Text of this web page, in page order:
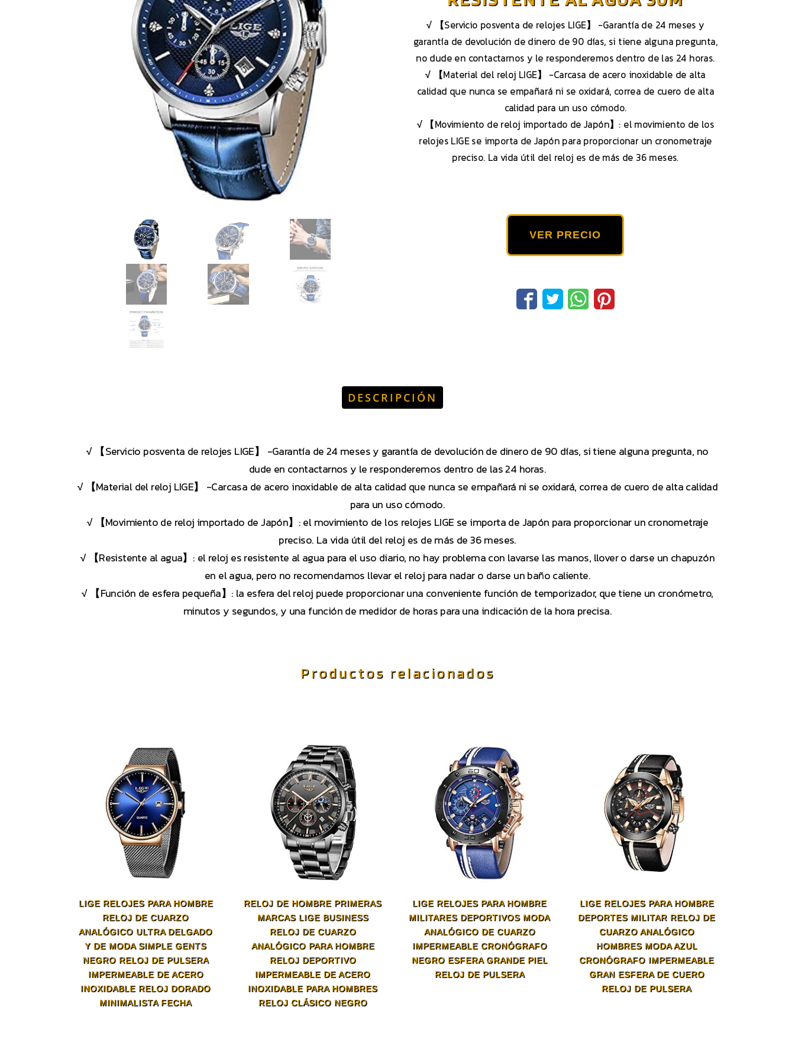
√ 【Servicio posventa de relojes LIGE】 -Garantía de 24 meses y
garantía de devolución de dinero de 90 días, si tiene alguna pregunta,
no dude en contactarnos y le responderemos dentro de las 24 horas.
√ 【Material del reloj LIGE】 -Carcasa de acero inoxidable de alta
calidad que nunca se empañará ni se oxidará, correa de cuero de alta
calidad para un uso cómodo.
√ 【Movimiento de reloj importado de Japón】: el movimiento de los
relojes LIGE se importa de Japón para proporcionar un cronometraje
preciso. La vida útil del reloj es de más de 36 meses.
VER PRECIO
DESCRIPCIÓN
√ 【Servicio posventa de relojes LIGE】 -Garantía de 24 meses y garantía de devolución de dinero de 90 días, si tiene alguna pregunta, no
dude en contactarnos y le responderemos dentro de las 24 horas.
√ 【Material del reloj LIGE】 -Carcasa de acero inoxidable de alta calidad que nunca se empañará ni se oxidará, correa de cuero de alta calidad
para un uso cómodo.
√ 【Movimiento de reloj importado de Japón】: el movimiento de los relojes LIGE se importa de Japón para proporcionar un cronometraje
preciso. La vida útil del reloj es de más de 36 meses.
√ 【Resistente al agua】: el reloj es resistente al agua para el uso diario, no hay problema con lavarse las manos, llover o darse un chapuzón
en el agua, pero no recomendamos llevar el reloj para nadar o darse un baño caliente.
√ 【Función de esfera pequeña】: la esfera del reloj puede proporcionar una conveniente función de temporizador, que tiene un cronómetro,
minutos y segundos, y una función de medidor de horas para una indicación de la hora precisa.
Productos relacionados
LIGE RELOJES PARA HOMBRE
RELOJ DE CUARZO
ANALÓGICO ULTRA DELGADO
Y DE MODA SIMPLE GENTS
NEGRO RELOJ DE PULSERA
IMPERMEABLE DE ACERO
INOXIDABLE RELOJ DORADO
MINIMALISTA FECHA
RELOJ DE HOMBRE PRIMERAS
MARCAS LIGE BUSINESS
RELOJ DE CUARZO
ANALÓGICO PARA HOMBRE
RELOJ DEPORTIVO
IMPERMEABLE DE ACERO
INOXIDABLE PARA HOMBRES
RELOJ CLÁSICO NEGRO
LIGE RELOJES PARA HOMBRE
MILITARES DEPORTIVOS MODA
ANALÓGICO DE CUARZO
IMPERMEABLE CRONÓGRAFO
NEGRO ESFERA GRANDE PIEL
RELOJ DE PULSERA
LIGE RELOJES PARA HOMBRE
DEPORTES MILITAR RELOJ DE
CUARZO ANALÓGICO
HOMBRES MODA AZUL
CRONÓGRAFO IMPERMEABLE
GRAN ESFERA DE CUERO
RELOJ DE PULSERA